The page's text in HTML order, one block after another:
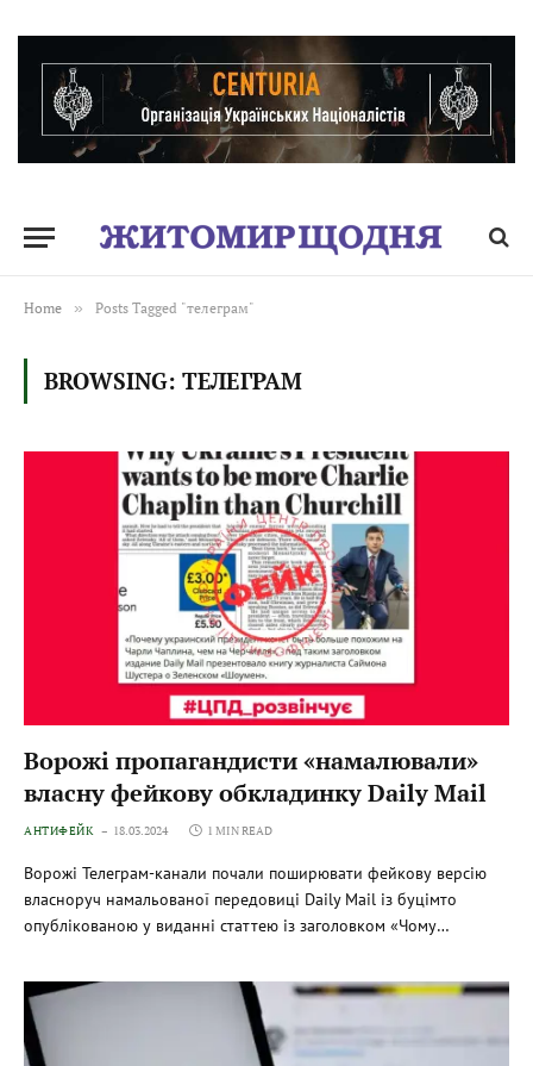
Home » Posts Tagged "телеграм"
BROWSING: ТЕЛЕГРАМ
Ворожі пропагандисти «намалювали»
власну фейкову обкладинку Daily Mail
АНТИФЕЙК 18.03.2024 1 MIN READ
Ворожі Телеграм-канали почали поширювати фейкову версію
власноруч намальованої передовиці Daily Mail із буцімто
опублікованою у виданні статтею із заголовком «Чому…